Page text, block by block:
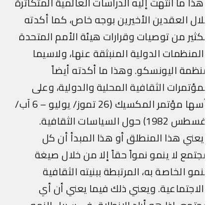
العقدين الأخيرين بوجه خاص، كما أكدته
من توصيات وقرارات هيئة الأمم المتحدة
الدولية المنبثقة عنها، ولاسيما
اليونسكو. وهذا ما أكدته أيضاً
الثقافية المحلية والدولية، وعلى
رأسها مؤتمر المكسيك (26 تموز/ يوليو – 6 آب/
حول السياسات الثقافية.
هذا المنطلق أو هذا المبدأ أن كل
لا ينمو نمواً حقاً إلا من خلال صيغة
الخاصة به، المرتبطة ببنيته الثقافية
ويعني ذلك فيما يعني أن أي